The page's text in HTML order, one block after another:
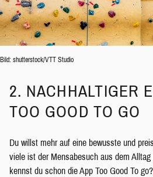
Bild: shutterstock/VTT Studio
2. NACHHALTIGER
TOO GOOD TO GO
Du willst mehr auf eine bewusste und
viele ist der Mensabesuch aus dem
kennst du schon die App Too Good To